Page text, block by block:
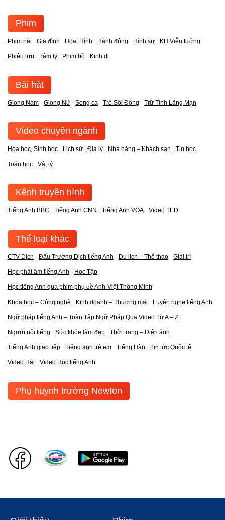
Phim
Phim hài Gia đình Hoạt Hình Hành động Hình sự KH Viễn tưởng
Phiêu lưu Tâm lý Phim bộ Kinh dị
Bài hát
Giọng Nam Giọng Nữ Song ca Trẻ Sôi Động Trữ Tình Lãng Mạn
Video chuyên ngành
Hóa học, Sinh học Lịch sử , Địa lý Nhà hàng – Khách sạn Tin học
Toán học Vật lý
Kênh truyền hình
Tiếng Anh BBC Tiếng Anh CNN Tiếng Anh VOA Video TED
Thể loại khác
CTV Dịch Đấu Trường Dịch tiếng Anh Du lịch – Thể thao Giải trí
Học phát âm tiếng Anh Học Tập
Học tiếng Anh qua phim phụ đề Anh-Việt Thông Minh
Khoa học – Công nghệ Kinh doanh – Thương mại Luyện nghe tiếng Anh
Ngữ pháp tiếng Anh – Toàn Tập Ngữ Pháp Qua Video Từ A – Z
Người nổi tiếng Sức khỏe làm đẹp Thời trang – Điện ảnh
Tiếng Anh giao tiếp Tiếng anh trẻ em Tiếng Hàn Tin tức Quốc tế
Video Hài Video Học tiếng Anh
Phụ huynh trường Newton